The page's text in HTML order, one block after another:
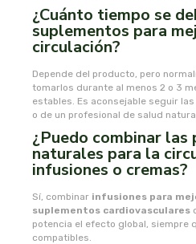
¿Cuánto tiempo se
suplementos para
circulación?
Depende del producto, pero
tomarlos durante al menos 2 o 3
estables. Es aconsejable seguir
o de un profesional de salud
¿Puedo combinar
naturales para la
infusiones o cremas?
Sí, combinar infusiones para
suplementos cardiovasculares
potencia el efecto global, siempre
compatibles.
phytovit s.l.
pingo
plameca
plantapol
plantis
pompeia life